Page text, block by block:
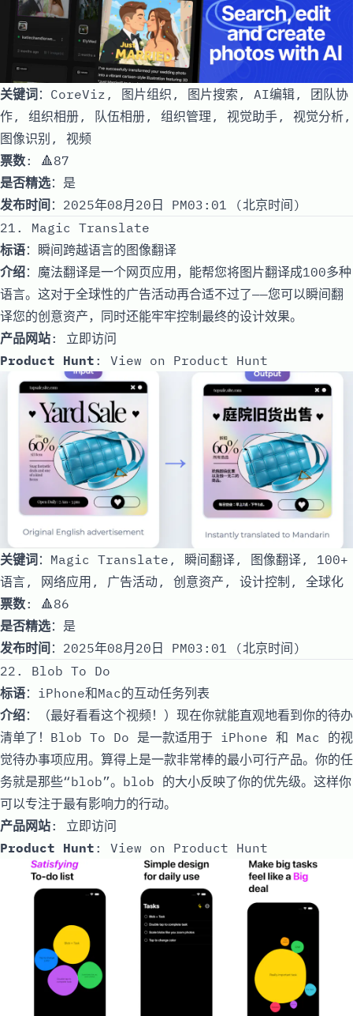
关键词：CoreViz, 图片组织, 图片搜索, AI编辑, 团队协
作, 组织相册, 队伍相册, 组织管理, 视觉助手, 视觉分析,
图像识别, 视频
票数: 🔺87
是否精选：是
发布时间 ：2025年08月20日 PM03:01 (北京时间)
21. Magic Translate
标语：瞬间跨越语言的图像翻译
介绍：魔法翻译是一个网页应用，能帮您将图片翻译成100多种
语言。这对于全球性的广告活动再合适不过了——您可以瞬间翻
译您的创意资产，同时还能牢牢控制最终的设计效果。
产品网站: 立即访问
Product Hunt : View on Product Hunt
关键词：Magic Translate, 瞬间翻译, 图像翻译, 100+
语言, 网络应用, 广告活动, 创意资产, 设计控制, 全球化
票数: 🔺86
是否精选：是
发布时间 ：2025年08月20日 PM03:01 (北京时间)
22. Blob To Do
标语：iPhone和Mac的互动任务列表
介绍：（最好看看这个视频！）现在你就能直观地看到你的待办
清单了！Blob To Do 是一款适用于 iPhone 和 Mac 的视
觉待办事项应用。算得上是一款非常棒的最小可行产品。你的任
务就是那些“blob”。blob 的大小反映了你的优先级。这样你
可以专注于最有影响力的行动。
产品网站: 立即访问
Product Hunt : View on Product Hunt